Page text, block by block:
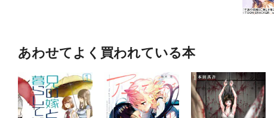
あわせてよく買われている本